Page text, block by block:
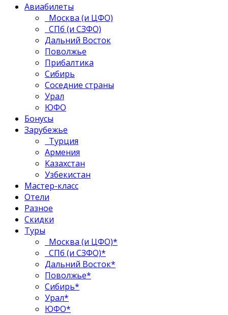
Авиабилеты
Москва (и ЦФО)
СПб (и СЗФО)
Дальний Восток
Поволжье
Прибалтика
Сибирь
Соседние страны
Урал
ЮФО
Бонусы
Зарубежье
Турция
Армения
Казахстан
Узбекистан
Мастер-класс
Отели
Разное
Скидки
Туры
Москва (и ЦФО)*
СПб (и СЗФО)*
Дальний Восток*
Поволжье*
Сибирь*
Урал*
ЮФО*